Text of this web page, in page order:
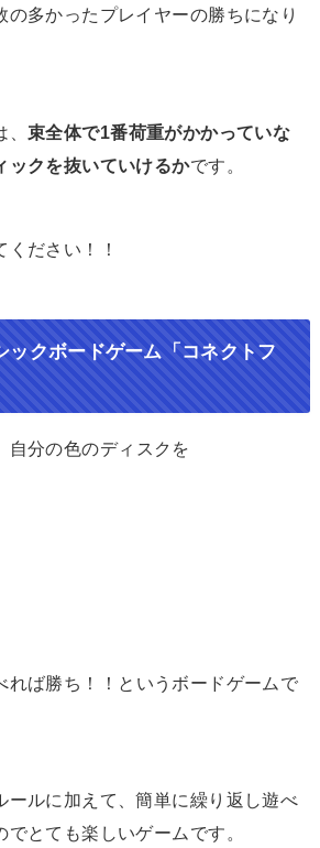
の多かったプレイヤーの勝ちになり
束全体で1番荷重がかかっていな
ックを抜いていけるかです。
ださい！！
ックボードゲーム「コネクトフ
自分の色のディスクを
れば勝ち！！というボードゲームで
ールに加えて、簡単に繰り返し遊べ
とても楽しいゲームです。